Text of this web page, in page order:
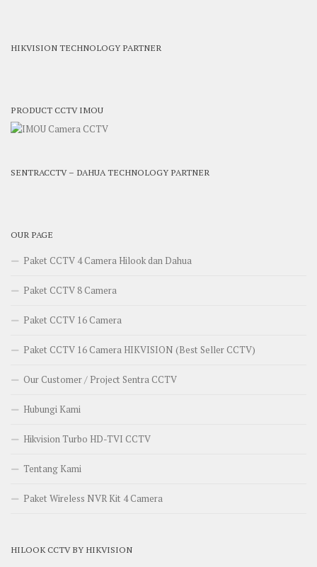
HIKVISION TECHNOLOGY PARTNER
PRODUCT CCTV IMOU
SENTRACCTV – DAHUA TECHNOLOGY PARTNER
OUR PAGE
Paket CCTV 4 Camera Hilook dan Dahua
Paket CCTV 8 Camera
Paket CCTV 16 Camera
Paket CCTV 16 Camera HIKVISION (Best Seller CCTV)
Our Customer / Project Sentra CCTV
Hubungi Kami
Hikvision Turbo HD-TVI CCTV
Tentang Kami
Paket Wireless NVR Kit 4 Camera
HILOOK CCTV BY HIKVISION